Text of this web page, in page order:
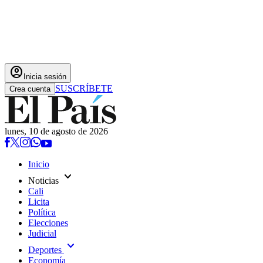
account_circle Inicia sesión
Crea cuenta SUSCRÍBETE
lunes, 10 de agosto de 2026
Inicio
Noticias expand_more
Cali
Licita
Política
Elecciones
Judicial
Deportes expand_more
Economía